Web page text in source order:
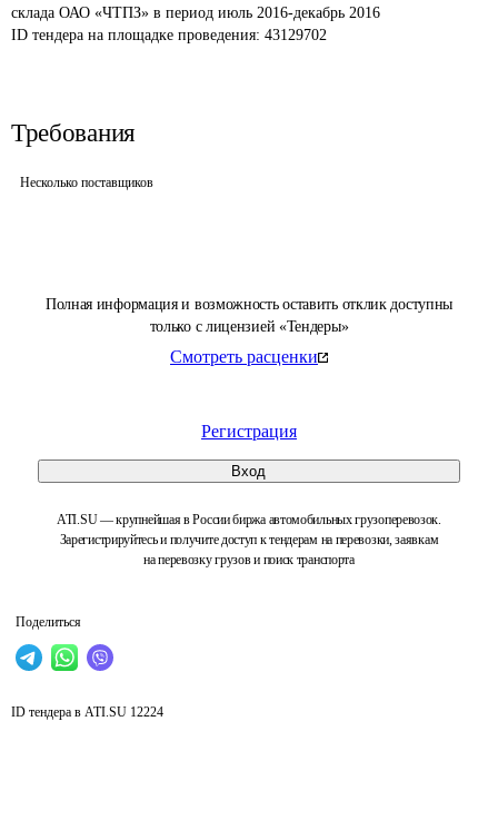
Полная информация и возможность оставить отклик доступны
только с лицензией «Тендеры»
Смотреть расценки
Регистрация
Вход
ATI.SU — крупнейшая в России биржа автомобильных грузоперевозок.
Зарегистрируйтесь и получите доступ к тендерам на перевозки, заявкам
на перевозку грузов и поиск транспорта
Поделиться
склада ОАО «ЧТПЗ» в период июль 2016-декабрь 2016
ID тендера на площадке проведения: 43129702
Требования
Несколько поставщиков
ID тендера в ATI.SU 12224